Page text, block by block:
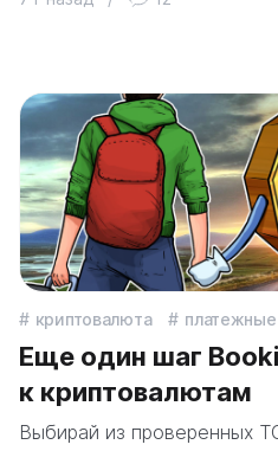
криптовалюта
Еще один шаг
к криптовалютам
Выбирай из проверенных